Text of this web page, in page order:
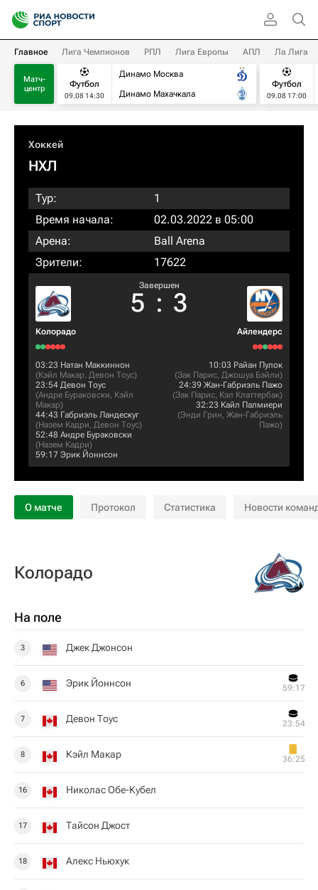
Главное Лига Чемпионов РПЛ Лига Европы АПЛ Ла Лига
Матч-
центр
Футбол
09.08 14:30
Динамо Москва
Динамо Махачкала
Футбол
09.08 17:00
Хоккей
НХЛ
Тур:
1
Время начала:
02.03.2022 в 05:00
Арена:
Ball Arena
Зрители:
17622
Колорадо
Завершен
5 : 3
Айлендерс
03:23 Натан Маккиннон
(Кэйл Макар, Девон Тоус)
23:54 Девон Тоус
(Андре Бураковски, Кэйл
Макар)
44:43 Габриэль Ландескуг
(Назем Кадри, Девон Тоус)
52:48 Андре Бураковски
(Назем Кадри)
59:17 Эрик Йоннсон
10:03 Райан Пулок
(Зак Парис, Джошуа Бэйли)
24:39 Жан-Габриэль Пажо
(Зак Парис, Кэл Клаттербак)
32:23 Кайл Палмиери
(Энди Грин, Жан-Габриэль
Пажо)
О матче Протокол Статистика Новости
Колорадо
На поле
3 Джек Джонсон
6 Эрик Йоннсон 59:17
7 Девон Тоус 23:54
8 Кэйл Макар 36:25
16 Николас Обе-Кубел
17 Тайсон Джост
18 Алекс Ньюхук